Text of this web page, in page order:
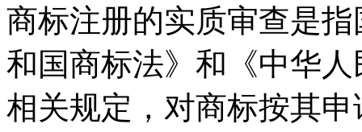
商标注册的实质审查是
和国商标法》和《中华
相关规定，对商标按其